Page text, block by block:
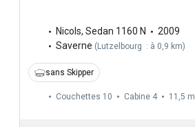
Nicols, Sedan 1160 N
2009
Saverne ( Lutzelbourg : à 0,9 km)
sans Skipper
Couchettes 10 Cabine 4 11,5 m